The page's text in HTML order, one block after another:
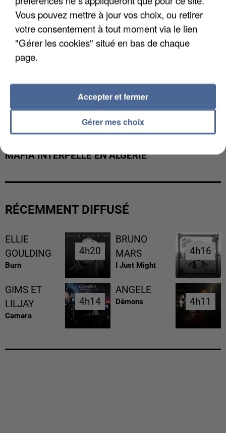
MAFIA INTERPELLÉ EN ALGÉRIE
RÉCEMMENT DIFFUSÉ
ELLIE
GOULDING
Burn
4h20
4h20
BRUNO
MARS
I Just Might
4h16
4h16
GIMS ET
LILJAY
Camera
4h14
4h14
ANGELE
Démons 4h11
4h11
Vous pouvez mettre à jour vos choix, ou retirer
votre consentement à tout moment via le lien
"Gérer les cookies" situé en bas de chaque
page.
Gérer mes choix
Accepter et fermer